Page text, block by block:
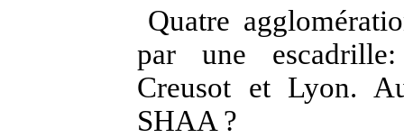
Quatre
par une
Creusot et Lyon.
SHAA ?